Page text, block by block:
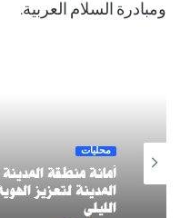
ومبادرة السلام العربية.
محليات
أمانة منطقة
المدينة لتعزيز
الليلي